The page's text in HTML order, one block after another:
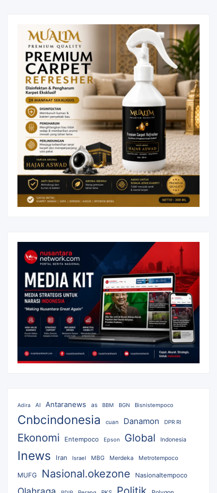
Adira AI Antaranews as BBM BGN Bisnistempoco
Cnbcindonesia cuan Danamon DPR RI
Ekonomi Entempoco Epson Global Indonesia
Inews Iran Israel MBG Merdeka Metrotempoco
MUFG Nasional.okezone Nasionaltempoco